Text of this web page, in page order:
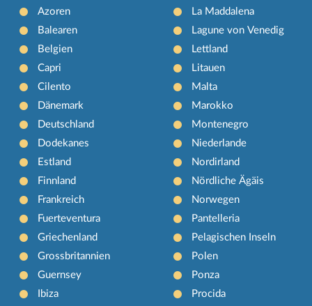
Azoren
Balearen
Belgien
Capri
Cilento
Dänemark
Deutschland
Dodekanes
Estland
Finnland
Frankreich
Fuerteventura
Griechenland
Grossbritannien
Guernsey
Ibiza
La Maddalena
Lagune von Venedig
Lettland
Litauen
Malta
Marokko
Montenegro
Niederlande
Nordirland
Nördliche Ägäis
Norwegen
Pantelleria
Pelagischen Inseln
Polen
Ponza
Procida